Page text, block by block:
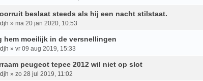
beslaat steeds als hij een nacht stilstaat.
» ma 20 jan 2020, 10:53
hem moeilijk in de versnellingen
» vr 09 aug 2019, 15:33
peugeot tepee 2012 wil niet op slot
» zo 28 jul 2019, 11:02